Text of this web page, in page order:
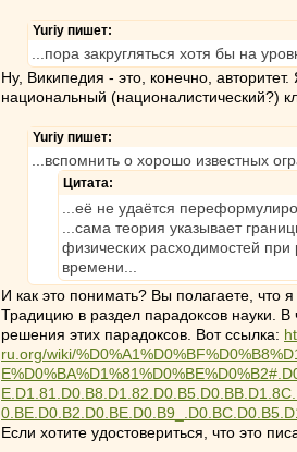
Yuriy пишет:
...пора закругляться хотя бы на
Ну, Википедия - это, конечно,
национальный (националистический?)
Yuriy пишет:
...вспомнить о хорошо известных
Цитата:
...её не удаётся
...сама теория указывает
физических расходимостей
времени...
И как это понимать? Вы полагаете, что
Традицию в раздел парадоксов науки.
решения этих парадоксов. Вот ссылка:
ru.org/wiki/
Если хотите удостовериться, что это